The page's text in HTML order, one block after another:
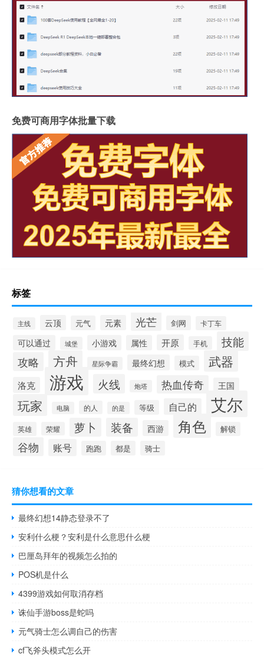
免费可商用字体批量下载
标签
主线 云顶 元气 元素 光芒 剑网 卡丁车
可以通过 城堡 小游戏 属性 开原 手机 技能
攻略 方舟 星际争霸 最终幻想 模式 武器
洛克 游戏 火线 炮塔 热血传奇 王国
玩家 电脑 的人 的是 等级 自己的 艾尔
英雄 荣耀 萝卜 装备 西游 角色 解锁
谷物 账号 跑跑 都是 骑士
猜你想看的文章
最终幻想14静态登录不了
安利什么梗？安利是什么意思什么梗
巴厘岛拜年的视频怎么拍的
POS机是什么
4399游戏如何取消存档
诛仙手游boss是蛇吗
元气骑士怎么调自己的伤害
cf飞斧头模式怎么开